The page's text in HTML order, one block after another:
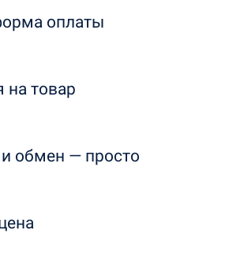
оплаты
на товар
обмен — просто